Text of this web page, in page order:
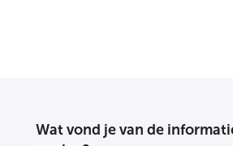
Wat vond je van de